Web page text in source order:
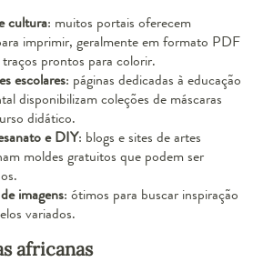
cultura: muitos portais oferecem
imprimir, geralmente em formato PDF
prontos para colorir.
escolares: páginas dedicadas à educação
disponibilizam coleções de máscaras
didático.
e DIY: blogs e sites de artes
moldes gratuitos que podem ser
imagens: ótimos para buscar inspiração
variados.
africanas